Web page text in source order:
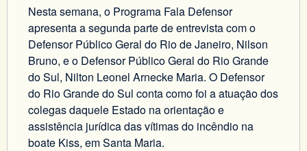
Nesta semana, o Programa Fala Defensor
apresenta a segunda parte de entrevista com o
Defensor Público Geral do Rio de Janeiro, Nilson
Bruno, e o Defensor Público Geral do Rio Grande
do Sul, Nilton Leonel Arnecke Maria. O Defensor
do Rio Grande do Sul conta como foi a atuação dos
colegas daquele Estado na orientação e
assistência jurídica das vítimas do incêndio na
boate Kiss, em Santa Maria.